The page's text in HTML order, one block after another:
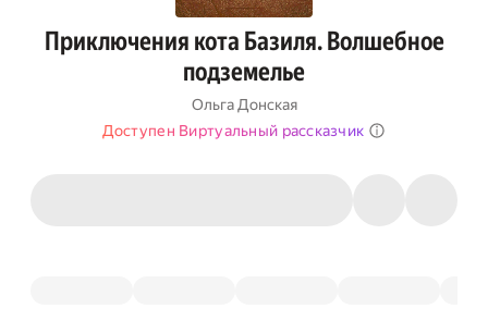
Приключения кота Базиля. Волшебное
подземелье
Ольга Донская
Доступен Виртуальный рассказчик